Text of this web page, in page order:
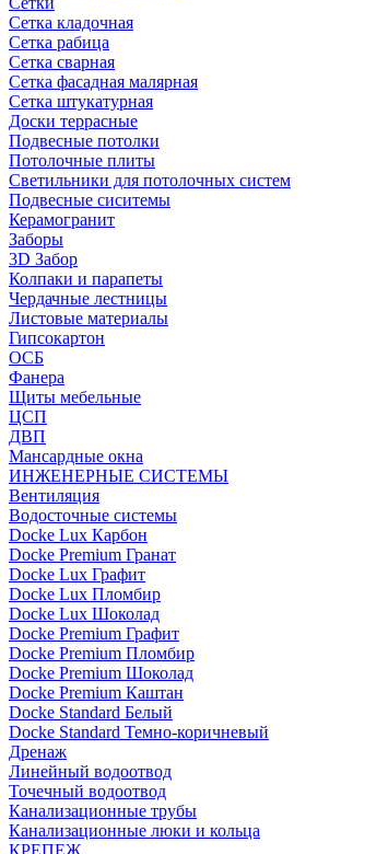
Сетка кладочная
Сетка рабица
Сетка сварная
Сетка фасадная малярная
Сетка штукатурная
Доски террасные
Подвесные потолки
Потолочные плиты
Светильники для потолочных систем
Подвесные сиситемы
Керамогранит
Заборы
3D Забор
Колпаки и парапеты
Чердачные лестницы
Листовые материалы
Гипсокартон
ОСБ
Фанера
Щиты мебельные
ЦСП
ДВП
Мансардные окна
ИНЖЕНЕРНЫЕ СИСТЕМЫ
Вентиляция
Водосточные системы
Docke Lux Карбон
Docke Premium Гранат
Docke Lux Графит
Docke Lux Пломбир
Docke Lux Шоколад
Docke Premium Графит
Docke Premium Пломбир
Docke Premium Шоколад
Docke Premium Каштан
Docke Standard Белый
Docke Standard Темно-коричневый
Дренаж
Линейный водоотвод
Точечный водоотвод
Канализационные трубы
Канализационные люки и кольца
КРЕПЕЖ